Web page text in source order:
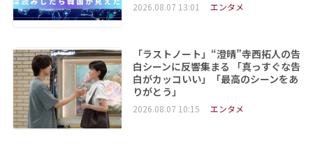
2026.08.07 13:01 エンタメ
「ラストノート」“澄晴”寺西拓人の告
白シーンに反響集まる 「真っすぐな告
白がカッコいい」「最高のシーンをあ
りがとう」
2026.08.07 10:15 エンタメ